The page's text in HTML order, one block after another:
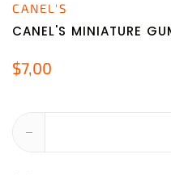
CANEL'S
CANEL'S MINIATURE
$7,00